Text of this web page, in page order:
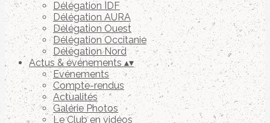
Délégation IDF
Délégation AURA
Délégation Ouest
Délégation Occitanie
Délégation Nord
Actus & événements ▴▾
Evénements
Compte-rendus
Actualités
Galérie Photos
Le Club en vidéos